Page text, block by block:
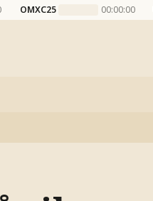
OMXC25 00:00:00